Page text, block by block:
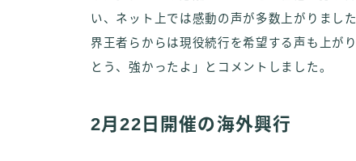
い、ネット上では感動の声が多数上がりまし
界王者らからは現役続行を希望する声も上が
とう、強かったよ」とコメントしました。
2月22日開催の海外興行